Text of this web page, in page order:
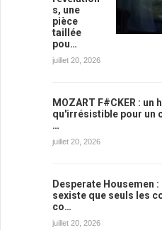
s, une
pièce
taillée
pou…
juillet 20, 2026
MOZART F#CKER :
qu'irrésistible pour un
…
juillet 20, 2026
Desperate Housemen
sexiste que seuls les
co…
juillet 20, 2026